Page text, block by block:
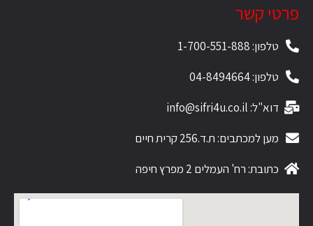
פרטי קשר
טלפון: 1-700-551-888
טלפון: 04-8494664
דוא"ל: info@sifri4u.co.il
מען למכתבים: ת.ד.256 קרית חיים
כתובת: רח' העמלים 2 מפרץ חיפה